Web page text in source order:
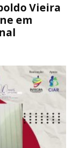
Vieira
em